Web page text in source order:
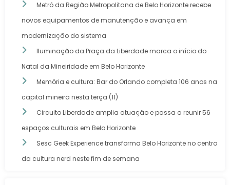
Metrô da Região Metropolitana de Belo Horizonte recebe
novos equipamentos de manutenção e avança em
modernização do sistema
Iluminação da Praça da Liberdade marca o início do
Natal da Mineiridade em Belo Horizonte
Memória e cultura: Bar do Orlando completa 106 anos na
capital mineira nesta terça (11)
Circuito Liberdade amplia atuação e passa a reunir 56
espaços culturais em Belo Horizonte
Sesc Geek Experience transforma Belo Horizonte no centro
da cultura nerd neste fim de semana